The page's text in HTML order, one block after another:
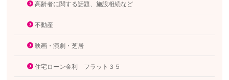
高齢者に関する話題、施設相続など
不動産
映画・演劇・芝居
住宅ローン金利 フラット３５